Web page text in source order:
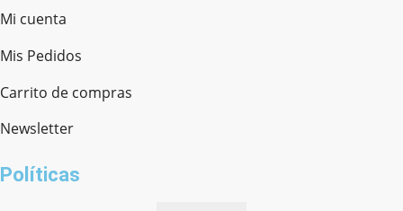
Mi cuenta
Mis Pedidos
Carrito de compras
Newsletter
Políticas